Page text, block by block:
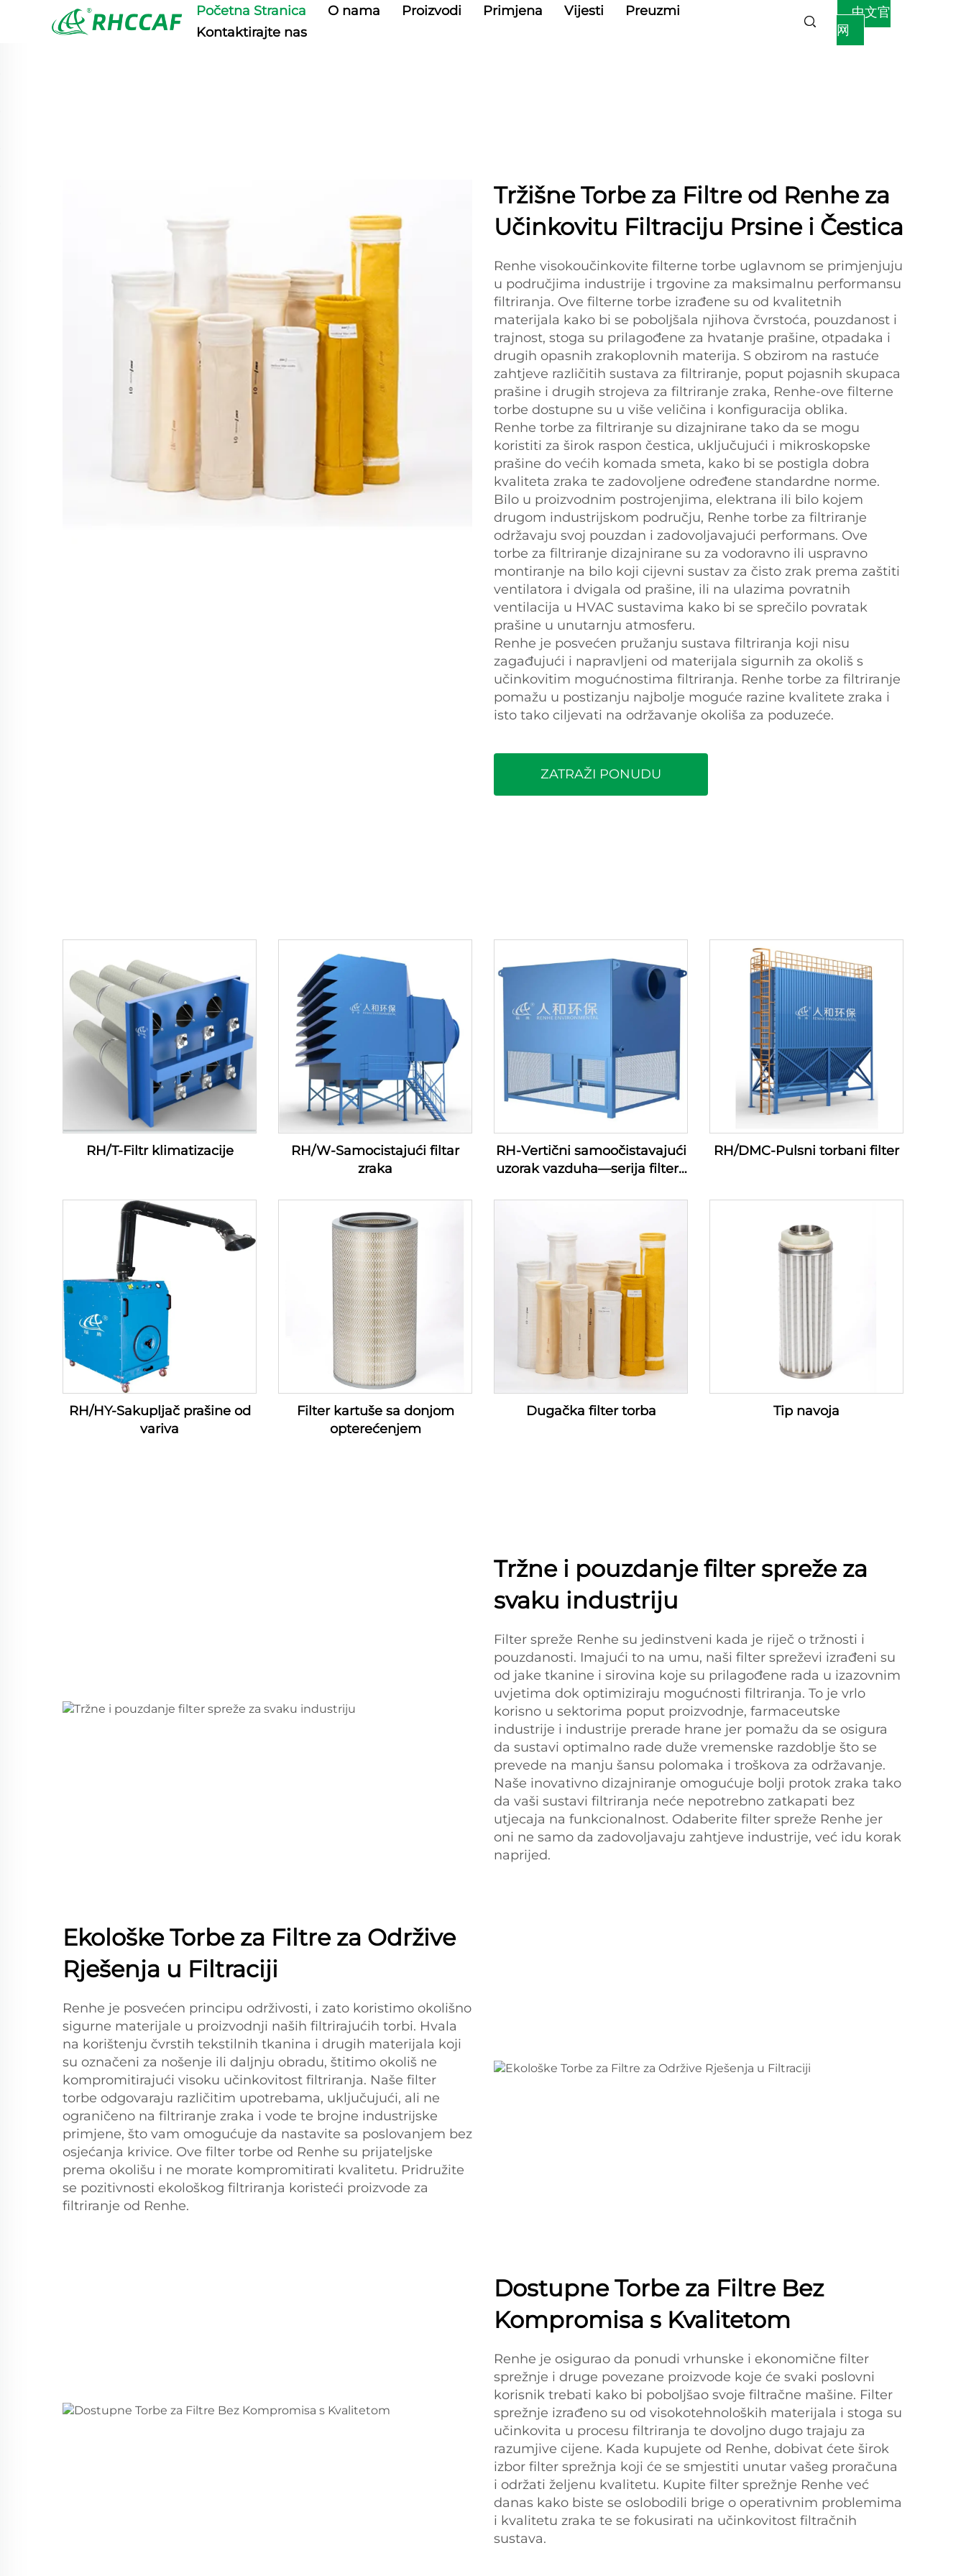
Početna Stranica O nama Proizvodi Primjena Vijesti
Preuzmi
Kontaktirajte nas
中文官
网
Tržišne Torbe za Filtre od Renhe za
Učinkovitu Filtraciju Prsine i Čestica
Renhe visokoučinkovite filterne torbe uglavnom se primjenjuju
u područjima industrije i trgovine za maksimalnu performansu
filtriranja. Ove filterne torbe izrađene su od kvalitetnih
materijala kako bi se poboljšala njihova čvrstoća, pouzdanost i
trajnost, stoga su prilagođene za hvatanje prašine, otpadaka i
drugih opasnih zrakoplovnih materija. S obzirom na rastuće
zahtjeve različitih sustava za filtriranje, poput pojasnih skupaca
prašine i drugih strojeva za filtriranje zraka, Renhe-ove filterne
torbe dostupne su u više veličina i konfiguracija oblika.
Renhe torbe za filtriranje su dizajnirane tako da se mogu
koristiti za širok raspon čestica, uključujući i mikroskopske
prašine do većih komada smeta, kako bi se postigla dobra
kvaliteta zraka te zadovoljene određene standardne norme.
Bilo u proizvodnim postrojenjima, elektrana ili bilo kojem
drugom industrijskom području, Renhe torbe za filtriranje
održavaju svoj pouzdan i zadovoljavajući performans. Ove
torbe za filtriranje dizajnirane su za vodoravno ili uspravno
montiranje na bilo koji cijevni sustav za čisto zrak prema zaštiti
ventilatora i dvigala od prašine, ili na ulazima povratnih
ventilacija u HVAC sustavima kako bi se sprečilo povratak
prašine u unutarnju atmosferu.
Renhe je posvećen pružanju sustava filtriranja koji nisu
zagađujući i napravljeni od materijala sigurnih za okoliš s
učinkovitim mogućnostima filtriranja. Renhe torbe za filtriranje
pomažu u postizanju najbolje moguće razine kvalitete zraka i
isto tako ciljevati na održavanje okoliša za poduzeće.
ZATRAŽI PONUDU
RH/T-Filtr klimatizacije
RH/W-Samocistajući filtar
zraka
RH-Vertični samoočistavajući
uzorak vazduha—serija filtera
(100-1200m3/min)
RH/DMC-Pulsni torbani filter
RH/HY-Sakupljač prašine od
variva
Filter kartuše sa donjom
opterećenjem
Dugačka filter torba Tip navoja
Tržne i pouzdanje filter spreže za
svaku industriju
Filter spreže Renhe su jedinstveni kada je riječ o tržnosti i
pouzdanosti. Imajući to na umu, naši filter spreževi izrađeni su
od jake tkanine i sirovina koje su prilagođene rada u izazovnim
uvjetima dok optimiziraju mogućnosti filtriranja. To je vrlo
korisno u sektorima poput proizvodnje, farmaceutske
industrije i industrije prerade hrane jer pomažu da se osigura
da sustavi optimalno rade duže vremenske razdoblje što se
prevede na manju šansu polomaka i troškova za održavanje.
Naše inovativno dizajniranje omogućuje bolji protok zraka tako
da vaši sustavi filtriranja neće nepotrebno zatkapati bez
utjecaja na funkcionalnost. Odaberite filter spreže Renhe jer
oni ne samo da zadovoljavaju zahtjeve industrije, već idu korak
naprijed.
Ekološke Torbe za Filtre za Održive
Rješenja u Filtraciji
Renhe je posvećen principu održivosti, i zato koristimo okolišno
sigurne materijale u proizvodnji naših filtrirajućih torbi. Hvala
na korištenju čvrstih tekstilnih tkanina i drugih materijala koji
su označeni za nošenje ili daljnju obradu, štitimo okoliš ne
kompromitirajući visoku učinkovitost filtriranja. Naše filter
torbe odgovaraju različitim upotrebama, uključujući, ali ne
ograničeno na filtriranje zraka i vode te brojne industrijske
primjene, što vam omogućuje da nastavite sa poslovanjem bez
osjećanja krivice. Ove filter torbe od Renhe su prijateljske
prema okolišu i ne morate kompromitirati kvalitetu. Pridružite
se pozitivnosti ekološkog filtriranja koristeći proizvode za
filtriranje od Renhe.
Dostupne Torbe za Filtre Bez
Kompromisa s Kvalitetom
Renhe je osigurao da ponudi vrhunske i ekonomične filter
sprežnje i druge povezane proizvode koje će svaki poslovni
korisnik trebati kako bi poboljšao svoje filtračne mašine. Filter
sprežnje izrađeno su od visokotehnoloških materijala i stoga su
učinkovita u procesu filtriranja te dovoljno dugo trajaju za
razumjive cijene. Kada kupujete od Renhe, dobivat ćete širok
izbor filter sprežnja koji će se smjestiti unutar vašeg proračuna
i održati željenu kvalitetu. Kupite filter sprežnje Renhe već
danas kako biste se oslobodili brige o operativnim problemima
i kvalitetu zraka te se fokusirati na učinkovitost filtračnih
sustava.